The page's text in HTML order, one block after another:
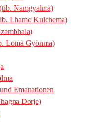
Namgyalma)
Lhamo Kulchema)
Loma Gyönma)
Emanationen
Dorje)